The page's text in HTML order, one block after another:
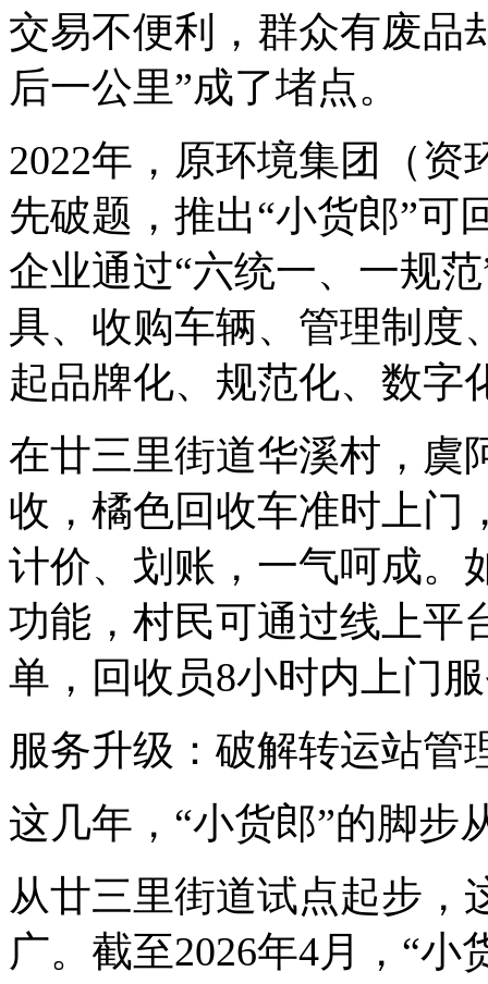
交易不便利，群众有废
后一公里”成了堵点。
2022年，原环境集团（
先破题，推出“小货郎”可
企业通过“六统一、一规
具、收购车辆、管理制度
起品牌化、规范化、数字
在廿三里街道华溪村，虞
收，橘色回收车准时上门
计价、划账，一气呵成。
功能，村民可通过线上平
单，回收员8小时内上门
服务升级：破解转运站管
这几年，“小货郎”的脚步
从廿三里街道试点起步，
广。截至2026年4月，“